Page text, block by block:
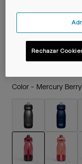
Color - Mercury Berry
Rechazar